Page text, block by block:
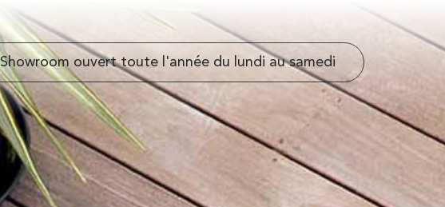
Showroom ouvert toute l'année du lundi au samedi